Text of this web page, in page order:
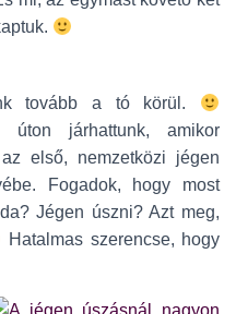
tovább a tó körül.
úton járhattunk, amikor
első, nemzetközi jégen
Fogadok, hogy most
Jégen úszni? Azt meg,
Hatalmas szerencse, hogy